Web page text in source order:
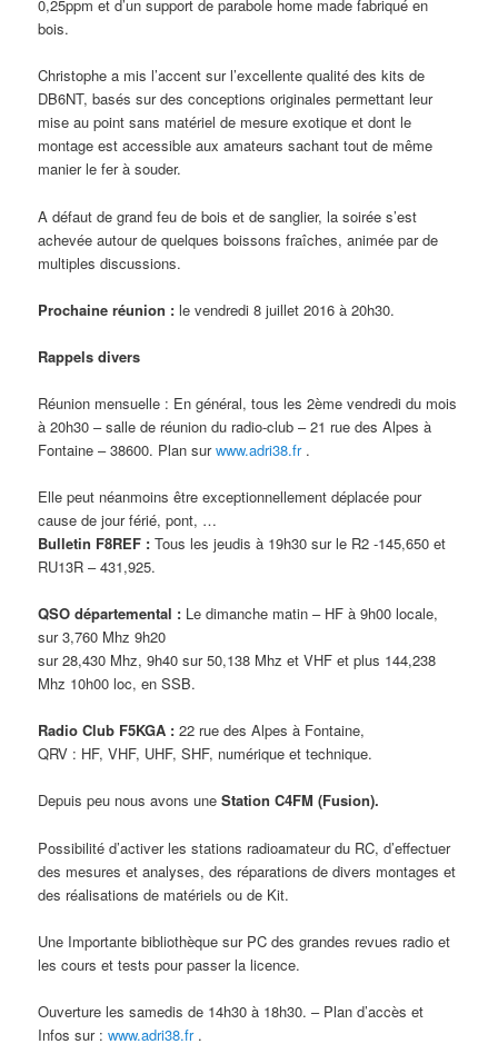
0,25ppm et d’un support de parabole home made fabriqué en
bois.
Christophe a mis l’accent sur l’excellente qualité des kits de
DB6NT, basés sur des conceptions originales permettant leur
mise au point sans matériel de mesure exotique et dont le
montage est accessible aux amateurs sachant tout de même
manier le fer à souder.
A défaut de grand feu de bois et de sanglier, la soirée s’est
achevée autour de quelques boissons fraîches, animée par de
multiples discussions.
Prochaine réunion : le vendredi 8 juillet 2016 à 20h30.
Rappels divers
Réunion mensuelle : En général, tous les 2ème vendredi du mois
à 20h30 – salle de réunion du radio-club – 21 rue des Alpes à
Fontaine – 38600. Plan surwww.adri38.fr.
Elle peut néanmoins être exceptionnellement déplacée pour
cause de jour férié, pont, …
Bulletin F8REF : Tous les jeudis à 19h30 sur le R2 -145,650 et
RU13R – 431,925.
QSO départemental : Le dimanche matin – HF à 9h00 locale,
sur 3,760 Mhz 9h20
sur 28,430 Mhz, 9h40 sur 50,138 Mhz et VHF et plus 144,238
Mhz 10h00 loc, en SSB.
Radio Club F5KGA : 22 rue des Alpes à Fontaine,
QRV : HF, VHF, UHF, SHF, numérique et technique.
Depuis peu nous avons uneStation C4FM (Fusion).
Possibilité d’activer les stations radioamateur du RC, d’effectuer
des mesures et analyses, des réparations de divers montages et
des réalisations de matériels ou de Kit.
Une Importante bibliothèque sur PC des grandes revues radio et
les cours et tests pour passer la licence.
Ouverture les samedis de 14h30 à 18h30. – Plan d’accès et
Infos sur :www.adri38.fr.